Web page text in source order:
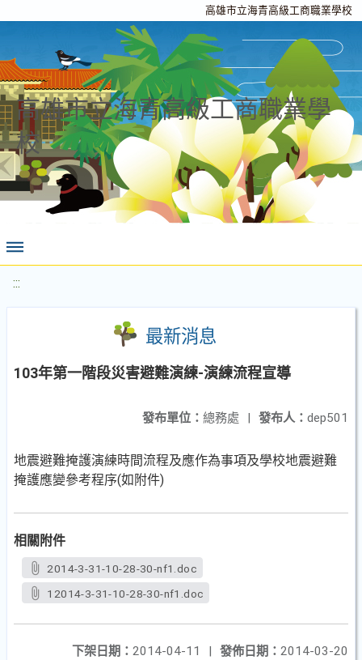
高雄市立海青高級工商職業學校
高雄市立海青高級工商職業學
校
:::
最新消息
103年第一階段災害避難演練-演練流程宣導
發布人： dep501
發布單位： 總務處 |
地震避難掩護演練時間流程及應作為事項及學校地震避難
掩護應變參考程序(如附件)
相關附件
2014-3-31-10-28-30-nf1.doc
12014-3-31-10-28-30-nf1.doc
發佈日期： 2014-03-20
下架日期： 2014-04-11
|